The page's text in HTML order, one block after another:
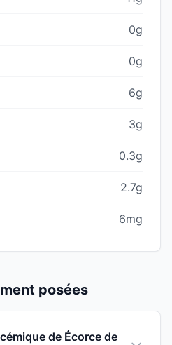
0g
0g
6g
3g
0.3g
2.7g
6mg
posées
de Écorce de